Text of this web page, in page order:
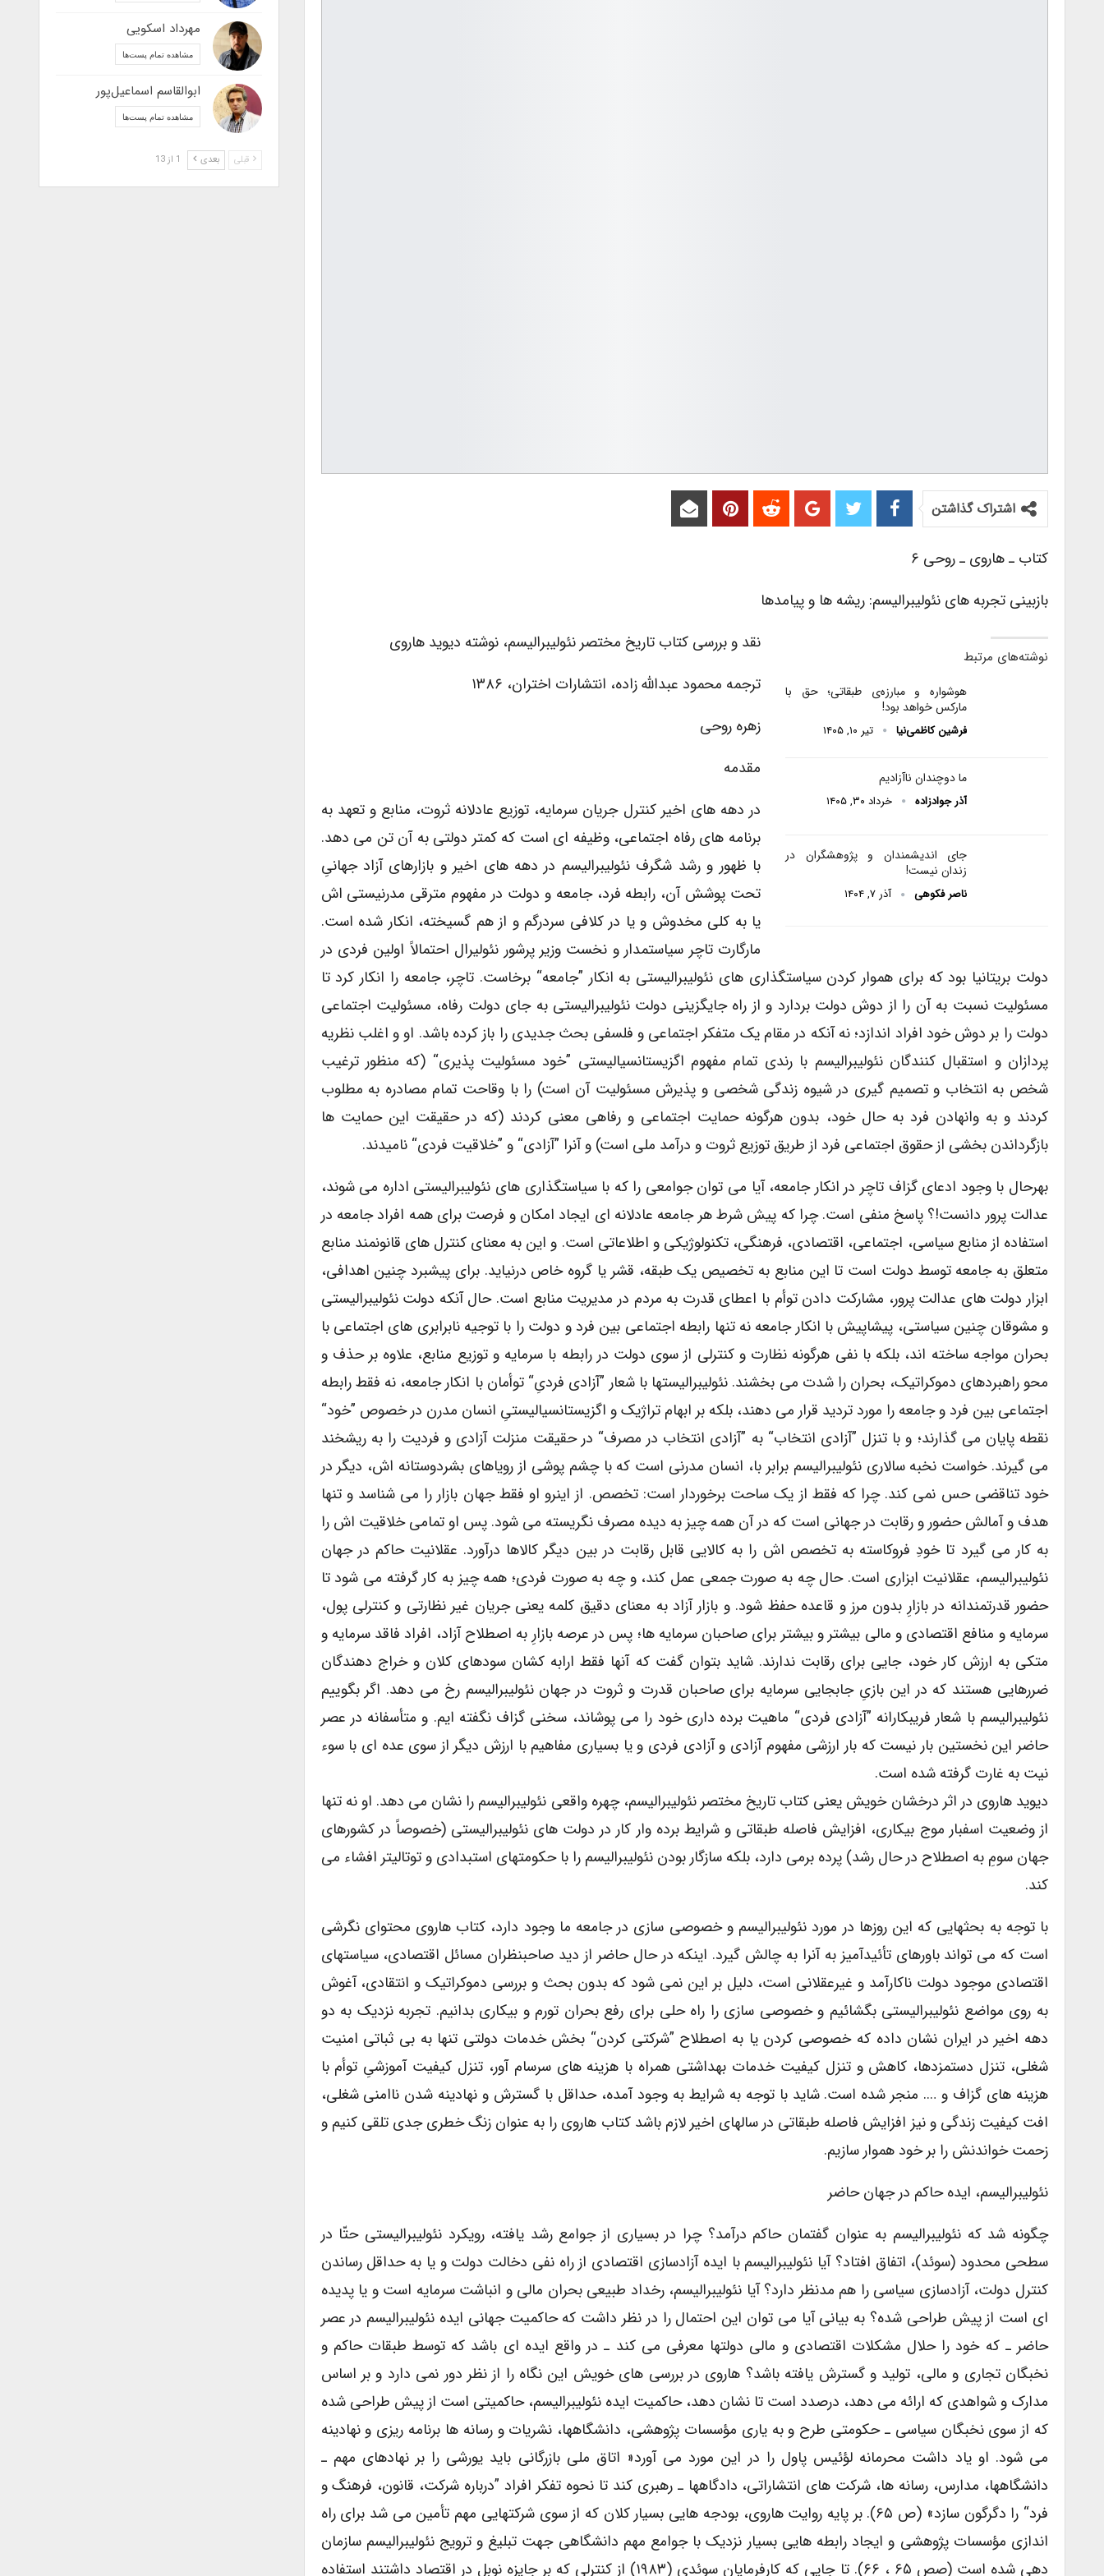
اشتراک گذاشتن
کتاب ـ هاروی ـ روحی ۶
بازبینی تجربه های نئولیبرالیسم: ریشه ها و پیامدها
نوشته‌های مرتبط
هوشواره و مبارزه‌ی طبقاتی؛ حق با
مارکس خواهد بود!
فرشین کاظمی‌نیا تیر ۱۰, ۱۴۰۵
ما دوچندان ناآزادیم
آذر جوادزاده خرداد ۳۰, ۱۴۰۵
جای اندیشمندان و پژوهشگران در
زندان نیست!
ناصر فکوهی آذر ۷, ۱۴۰۴
نقد و بررسی کتاب تاریخ مختصر نئولیبرالیسم، نوشته دیوید هاروی
ترجمه محمود عبدالله زاده، انتشارات اختران، ۱۳۸۶
زهره روحی
مقدمه
در دهه های اخیر کنترل جریان سرمایه، توزیع عادلانه ثروت، منابع و تعهد به
برنامه های رفاه اجتماعی، وظیفه ای است که کمتر دولتی به آن تن می دهد.
با ظهور و رشد شگرف نئولیبرالیسم در دهه های اخیر و بازارهای آزاد جهانیِ
تحت پوشش آن، رابطه فرد، جامعه و دولت در مفهوم مترقی مدرنیستی اش
یا به کلی مخدوش و یا در کلافی سردرگم و از هم گسیخته، انکار شده است.
مارگارت تاچر سیاستمدار و نخست وزیر پرشور نئولیرال احتمالاً اولین فردی در
دولت بریتانیا بود که برای هموار کردن سیاستگذاری های نئولیبرالیستی به انکار ”جامعه“ برخاست. تاچر، جامعه را انکار کرد تا
مسئولیت نسبت به آن را از دوش دولت بردارد و از راه جایگزینی دولت نئولیبرالیستی به جای دولت رفاه، مسئولیت اجتماعی
دولت را بر دوش خود افراد اندازد؛ نه آنکه در مقام یک متفکر اجتماعی و فلسفی بحث جدیدی را باز کرده باشد. او و اغلب نظریه
پردازان و استقبال کنندگان نئولیبرالیسم با رندی تمام مفهوم اگزیستانسیالیستی ”خود مسئولیت پذیری“ (که منظور ترغیب
شخص به انتخاب و تصمیم گیری در شیوه زندگی شخصی و پذیرش مسئولیت آن است) را با وقاحت تمام مصادره به مطلوب
کردند و به وانهادن فرد به حال خود، بدون هرگونه حمایت اجتماعی و رفاهی معنی کردند (که در حقیقت این حمایت ها
بازگرداندن بخشی از حقوق اجتماعی فرد از طریق توزیع ثروت و درآمد ملی است) و آنرا ”آزادی“ و ”خلاقیت فردی“ نامیدند.
بهرحال با وجود ادعای گزاف تاچر در انکار جامعه، آیا می توان جوامعی را که با سیاستگذاری های نئولیبرالیستی اداره می شوند،
عدالت پرور دانست!؟ پاسخ منفی است. چرا که پیش شرط هر جامعه عادلانه ای ایجاد امکان و فرصت برای همه افراد جامعه در
استفاده از منابع سیاسی، اجتماعی، اقتصادی، فرهنگی، تکنولوژیکی و اطلاعاتی است. و این به معنای کنترل های قانونمند منابع
متعلق به جامعه توسط دولت است تا این منابع به تخصیص یک طبقه، قشر یا گروه خاص درنیاید. برای پیشبرد چنین اهدافی،
ابزار دولت های عدالت پرور، مشارکت دادن توأم با اعطای قدرت به مردم در مدیریت منابع است. حال آنکه دولت نئولیبرالیستی
و مشوقان چنین سیاستی، پیشاپیش با انکار جامعه نه تنها رابطه اجتماعی بین فرد و دولت را با توجیه نابرابری های اجتماعی با
بحران مواجه ساخته اند، بلکه با نفی هرگونه نظارت و کنترلی از سوی دولت در رابطه با سرمایه و توزیع منابع، علاوه بر حذف و
محو راهبردهای دموکراتیک، بحران را شدت می بخشند. نئولیبرالیستها با شعار ”آزادی فردیِ“ توأمان با انکار جامعه، نه فقط رابطه
اجتماعی بین فرد و جامعه را مورد تردید قرار می دهند، بلکه بر ابهام تراژیک و اگزیستانسیالیستیِ انسان مدرن در خصوص ”خود“
نقطه پایان می گذارند؛ و با تنزل ”آزادی انتخاب“ به ”آزادی انتخاب در مصرف“ در حقیقت منزلت آزادی و فردیت را به ریشخند
می گیرند. خواست نخبه سالاری نئولیبرالیسم برابر با، انسان مدرنی است که با چشم پوشی از رویاهای بشردوستانه اش، دیگر در
خود تناقضی حس نمی کند. چرا که فقط از یک ساحت برخوردار است: تخصص. از اینرو او فقط جهان بازار را می شناسد و تنها
هدف و آمالش حضور و رقابت در جهانی است که در آن همه چیز به دیده مصرف نگریسته می شود. پس او تمامی خلاقیت اش را
به کار می گیرد تا خودِ فروکاسته به تخصص اش را به کالایی قابل رقابت در بین دیگر کالاها درآورد. عقلانیت حاکم در جهان
نئولیبرالیسم، عقلانیت ابزاری است. حال چه به صورت جمعی عمل کند، و چه به صورت فردی؛ همه چیز به کار گرفته می شود تا
حضور قدرتمندانه در بازارِ بدون مرز و قاعده حفظ شود. و بازار آزاد به معنای دقیق کلمه یعنی جریان غیر نظارتی و کنترلی پول،
سرمایه و منافع اقتصادی و مالی بیشتر و بیشتر برای صاحبان سرمایه ها؛ پس در عرصه بازارِ به اصطلاح آزاد، افراد فاقد سرمایه و
متکی به ارزش کار خود، جایی برای رقابت ندارند. شاید بتوان گفت که آنها فقط ارابه کشان سودهای کلان و خراج دهندگان
ضررهایی هستند که در این بازیِ جابجایی سرمایه برای صاحبان قدرت و ثروت در جهان نئولیبرالیسم رخ می دهد. اگر بگوییم
نئولیبرالیسم با شعار فریبکارانه ”آزادی فردی“ ماهیت برده داری خود را می پوشاند، سخنی گزاف نگفته ایم. و متأسفانه در عصر
حاضر این نخستین بار نیست که بار ارزشی مفهوم آزادی و آزادی فردی و یا بسیاری مفاهیم با ارزش دیگر از سوی عده ای با سوء
نیت به غارت گرفته شده است.
دیوید هاروی در اثر درخشان خویش یعنی کتاب تاریخ مختصر نئولیبرالیسم، چهره واقعی نئولیبرالیسم را نشان می دهد. او نه تنها
از وضعیت اسفبار موج بیکاری، افزایش فاصله طبقاتی و شرایط برده وار کار در دولت های نئولیبرالیستی (خصوصاً در کشورهای
جهان سومِ به اصطلاح در حال رشد) پرده برمی دارد، بلکه سازگار بودن نئولیبرالیسم را با حکومتهای استبدادی و توتالیتر افشاء می
کند.
با توجه به بحثهایی که این روزها در مورد نئولیبرالیسم و خصوصی سازی در جامعه ما وجود دارد، کتاب هاروی محتوای نگرشی
است که می تواند باورهای تأئیدآمیز به آنرا به چالش گیرد. اینکه در حال حاضر از دید صاحبنظران مسائل اقتصادی، سیاستهای
اقتصادی موجود دولت ناکارآمد و غیرعقلانی است، دلیل بر این نمی شود که بدون بحث و بررسی دموکراتیک و انتقادی، آغوش
به روی مواضع نئولیبرالیستی بگشائیم و خصوصی سازی را راه حلی برای رفع بحران تورم و بیکاری بدانیم. تجربه نزدیک به دو
دهه اخیر در ایران نشان داده که خصوصی کردن یا به اصطلاح ”شرکتی کردن“ بخش خدمات دولتی تنها به بی ثباتی امنیت
شغلی، تنزل دستمزدها، کاهش و تنزل کیفیت خدمات بهداشتی همراه با هزینه های سرسام آور، تنزل کیفیت آموزشیِ توأم با
هزینه های گزاف و …. منجر شده است. شاید با توجه به شرایط به وجود آمده، حداقل با گسترش و نهادینه شدن ناامنی شغلی،
افت کیفیت زندگی و نیز افزایش فاصله طبقاتی در سالهای اخیر لازم باشد کتاب هاروی را به عنوان زنگ خطری جدی تلقی کنیم و
زحمت خواندنش را بر خود هموار سازیم.
نئولیبرالیسم، ایده حاکم در جهان حاضر
چگونه شد که نئولیبرالیسم به عنوان گفتمان حاکم درآمد؟ چرا در بسیاری از جوامع رشد یافته، رویکرد نئولیبرالیستی حتّا در
سطحی محدود (سوئد)، اتفاق افتاد؟ آیا نئولیبرالیسم با ایده آزادسازی اقتصادی از راه نفی دخالت دولت و یا به حداقل رساندن
کنترل دولت، آزادسازی سیاسی را هم مدنظر دارد؟ آیا نئولیبرالیسم، رخداد طبیعی بحران مالی و انباشت سرمایه است و یا پدیده
ای است از پیش طراحی شده؟ به بیانی آیا می توان این احتمال را در نظر داشت که حاکمیت جهانی ایده نئولیبرالیسم در عصر
حاضر ـ که خود را حلال مشکلات اقتصادی و مالی دولتها معرفی می کند ـ در واقع ایده ای باشد که توسط طبقات حاکم و
نخبگان تجاری و مالی، تولید و گسترش یافته باشد؟ هاروی در بررسی های خویش این نگاه را از نظر دور نمی دارد و بر اساس
مدارک و شواهدی که ارائه می دهد، درصدد است تا نشان دهد، حاکمیت ایده نئولیبرالیسم، حاکمیتی است از پیش طراحی شده
که از سوی نخبگان سیاسی ـ حکومتی طرح و به یاری مؤسسات پژوهشی، دانشگاهها، نشریات و رسانه ها برنامه ریزی و نهادینه
می شود. او یاد داشت محرمانه لؤئیس پاول را در این مورد می آورد« اتاق ملی بازرگانی باید یورشی را بر نهادهای مهم ـ
دانشگاهها، مدارس، رسانه ها، شرکت های انتشاراتی، دادگاهها ـ رهبری کند تا نحوه تفکر افراد ”درباره شرکت، قانون، فرهنگ و
فرد“ را دگرگون سازد» (ص ۶۵). بر پایه روایت هاروی، بودجه هایی بسیار کلان که از سوی شرکتهایی مهم تأمین می شد برای راه
اندازی مؤسسات پژوهشی و ایجاد رابطه هایی بسیار نزدیک با جوامع مهم دانشگاهی جهت تبلیغ و ترویج نئولیبرالیسم سازمان
دهی شده است (صص ۶۵ ، ۶۶). تا جایی که کارفرمایان سوئدی (۱۹۸۳) از کنترلی که بر جایزه نوبل در اقتصاد داشتند استفاده
مهرداد اسکویی
مشاهده تمام پست‌ها
ابوالقاسم اسماعیل‌پور
مشاهده تمام پست‌ها
قبلی بعدی 1 از 13